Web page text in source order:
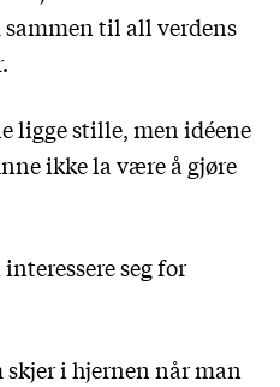
til all verdens
ligge stille, men idéene
ikke la være å gjøre
seg for
i hjernen når man